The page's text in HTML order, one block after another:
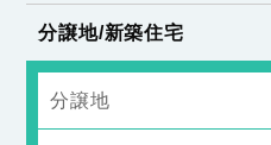
分譲地/新築住宅
分譲地